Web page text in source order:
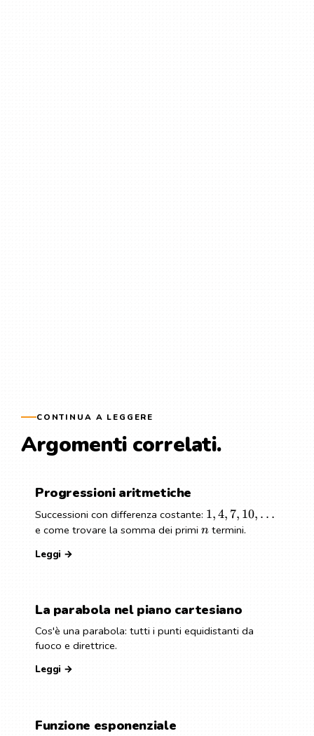
CONTINUA A LEGGERE
Argomenti correlati.
Progressioni aritmetiche
Successioni con differenza costante: 1,4, 7, 10, …
e come trovare la somma dei primi ntermini.
Leggi →
La parabola nel piano cartesiano
Cos'è una parabola: tutti i punti equidistanti da
fuoco e direttrice.
Leggi →
Funzione esponenziale